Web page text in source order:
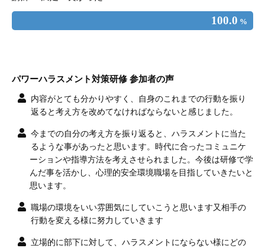
100.0 %
パワーハラスメント対策研修 参加者の声
内容がとても分かりやすく、自身のこれまでの行動を振り
返ると考え方を改めてなければならないと感じました。
今までの自分の考え方を振り返ると、ハラスメントに当た
るような事があったと思います。時代に合ったコミュニケ
ーションや指導方法を考えさせられました。今後は研修で学
んだ事を活かし、心理的安全環境職場を目指していきたいと
思います。
職場の環境をいい雰囲気にしていこうと思います又相手の
行動を変える様に努力していきます
立場的に部下に対して、ハラスメントにならない様にどの